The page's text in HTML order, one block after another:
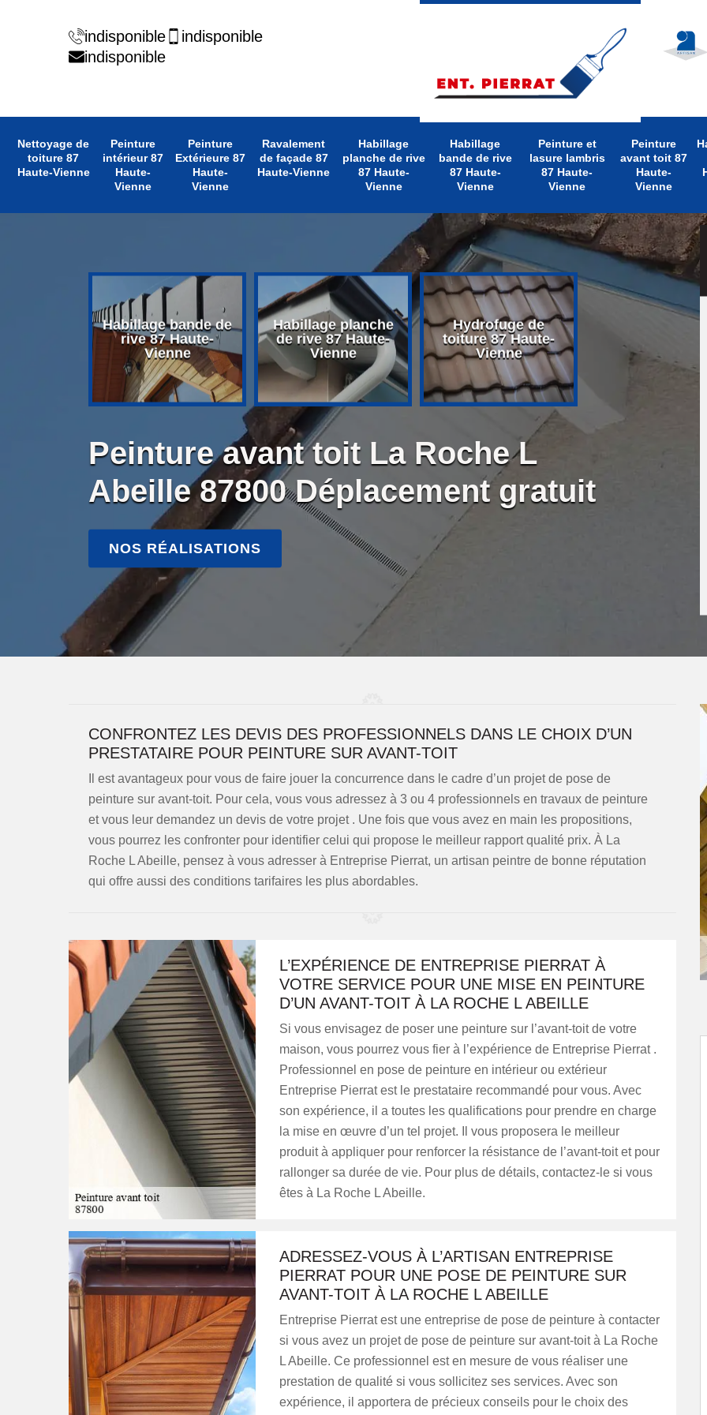
indisponible
indisponible
indisponible
Nettoyage de
toiture 87
Haute-Vienne
Peinture
intérieur 87
Haute-
Vienne
Peinture
Extérieure 87
Haute-
Vienne
Ravalement
de façade 87
Haute-Vienne
Habillage
planche de rive
87 Haute-
Vienne
Habillage
bande de rive
87 Haute-
Vienne
Peinture et
lasure lambris
87 Haute-
Vienne
Peinture
avant toit 87
Haute-
Vienne
Habillage bande de
rive 87 Haute-
Vienne
Habillage planche
de rive 87 Haute-
Vienne
Hydrofuge de
toiture 87 Haute-
Vienne
Nettoyage de
toiture 87
Vienne
Peinture avant toit La Roche L
Abeille 87800 Déplacement gratuit
NOS RÉALISATIONS
CONFRONTEZ LES DEVIS DES PROFESSIONNELS DANS LE CHOIX D’UN
PRESTATAIRE POUR PEINTURE SUR AVANT-TOIT
Il est avantageux pour vous de faire jouer la concurrence dans le cadre d’un projet de pose de
peinture sur avant-toit. Pour cela, vous vous adressez à 3 ou 4 professionnels en travaux de peinture
et vous leur demandez un devis de votre projet . Une fois que vous avez en main les propositions,
vous pourrez les confronter pour identifier celui qui propose le meilleur rapport qualité prix. À La
Roche L Abeille, pensez à vous adresser à Entreprise Pierrat, un artisan peintre de bonne réputation
qui offre aussi des conditions tarifaires les plus abordables.
L’EXPÉRIENCE DE ENTREPRISE PIERRAT À
VOTRE SERVICE POUR UNE MISE EN PEINTURE
D’UN AVANT-TOIT À LA ROCHE L ABEILLE
Si vous envisagez de poser une peinture sur l’avant-toit de votre
maison, vous pourrez vous fier à l’expérience de Entreprise Pierrat .
Professionnel en pose de peinture en intérieur ou extérieur
Entreprise Pierrat est le prestataire recommandé pour vous. Avec
son expérience, il a toutes les qualifications pour prendre en charge
la mise en œuvre d’un tel projet. Il vous proposera le meilleur
produit à appliquer pour renforcer la résistance de l’avant-toit et pour
rallonger sa durée de vie. Pour plus de détails, contactez-le si vous
êtes à La Roche L Abeille.
ADRESSEZ-VOUS À L’ARTISAN ENTREPRISE
PIERRAT POUR UNE POSE DE PEINTURE SUR
AVANT-TOIT À LA ROCHE L ABEILLE
Entreprise Pierrat est une entreprise de pose de peinture à contacter
si vous avez un projet de pose de peinture sur avant-toit à La Roche
L Abeille. Ce professionnel est en mesure de vous réaliser une
prestation de qualité si vous sollicitez ses services. Avec son
expérience, il apportera de précieux conseils pour le choix des